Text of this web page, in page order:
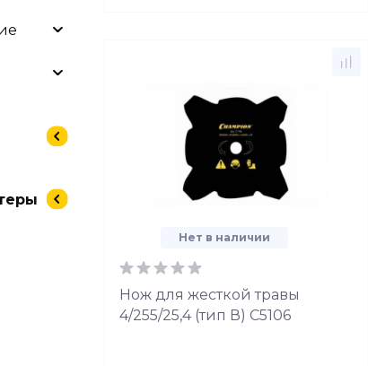
Нет в наличии
Нож для жесткой травы
4/255/25,4 (тип В) C5106